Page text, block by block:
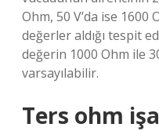
Ohm, 50 V’da ise 1600
değerler aldığı tespit
değerin 1000 Ohm ile
varsayılabilir.
Ters ohm